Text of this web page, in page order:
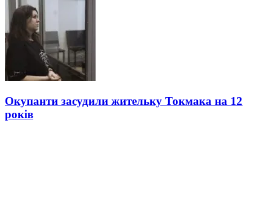
Окупанти засудили жительку Токмака на 12
років